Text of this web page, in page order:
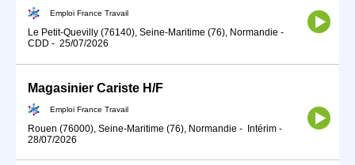
Emploi France Travail
Le Petit-Quevilly (76140), Seine-Maritime (76), Normandie -
CDD - 25/07/2026
Magasinier Cariste H/F
Emploi France Travail
Rouen (76000), Seine-Maritime (76), Normandie - Intérim -
28/07/2026